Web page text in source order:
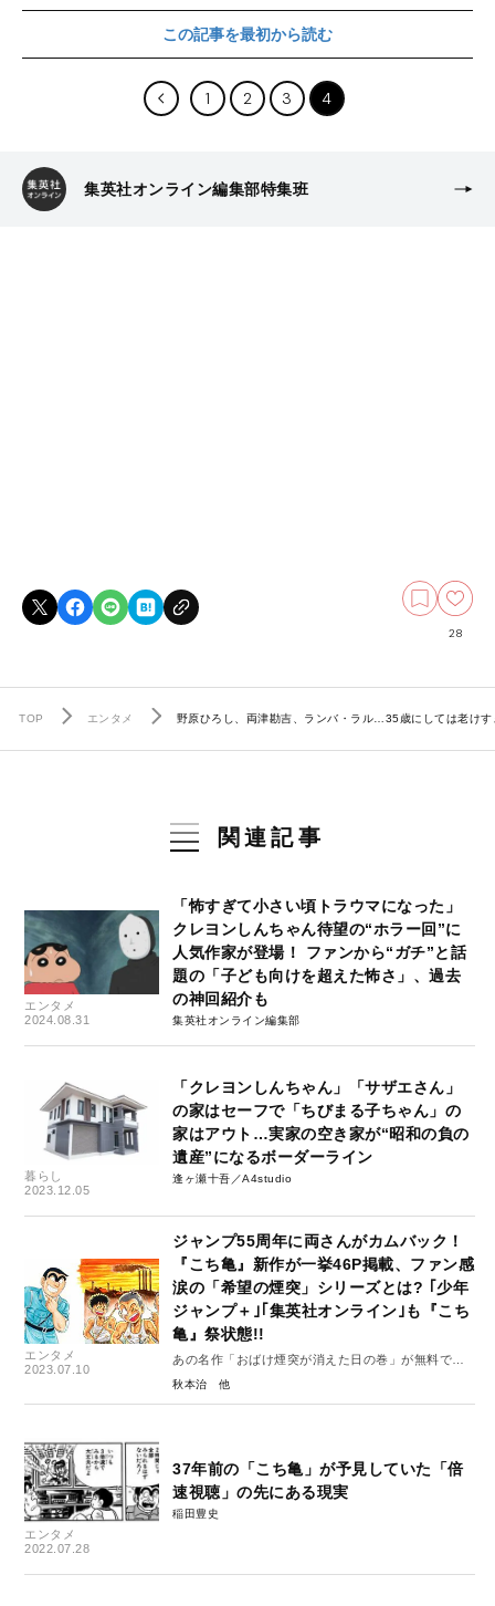
この記事を最初から読む
1 2 3 4
集英社オンライン編集部特集班
28
TOP エンタメ 野原ひろし、両津勘吉、ランバ・ラル…35歳にしては老け
関連記事
エンタメ
2024.08.31
「怖すぎて小さい頃トラウマになった」
クレヨンしんちゃん待望の“ホラー回”に
人気作家が登場！ ファンから“ガチ”と話
題の「子ども向けを超えた怖さ」、過去
の神回紹介も
集英社オンライン編集部
暮らし
2023.12.05
「クレヨンしんちゃん」「サザエさん」
の家はセーフで「ちびまる子ちゃん」の
家はアウト…実家の空き家が“昭和の負の
遺産”になるボーダーライン
逢ヶ瀬十吾／A4studio
エンタメ
2023.07.10
ジャンプ55周年に両さんがカムバック！
『こち亀』新作が一挙46P掲載、ファン感
涙の「希望の煙突」シリーズとは? ｢少年
ジャンプ＋｣｢集英社オンライン｣も『こち
亀』祭状態!!
あの名作「おばけ煙突が消えた日の巻」が無料で読
める！（期間限定）
秋本治
エンタメ
2022.07.28
37年前の「こち亀」が予見していた「倍
速視聴」の先にある現実
稲田豊史